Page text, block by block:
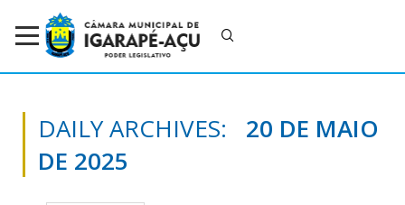
DAILY ARCHIVES:
20 DE MAIO
DE 2025